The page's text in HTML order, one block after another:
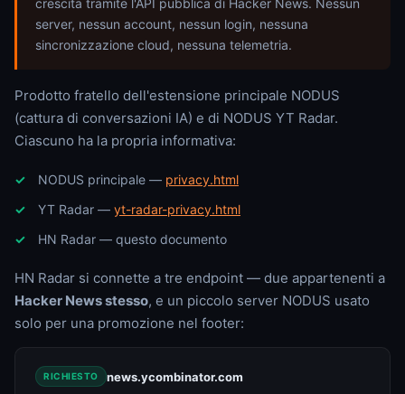
crescita tramite l'API pubblica di Hacker News. Nessun
server, nessun account, nessun login, nessuna
sincronizzazione cloud, nessuna telemetria.
Prodotto fratello dell'estensione principale NODUS
(cattura di conversazioni IA) e di NODUS YT Radar.
Ciascuno ha la propria informativa:
NODUS principale — privacy.html
YT Radar — yt-radar-privacy.html
HN Radar — questo documento
HN Radar si connette a tre endpoint — due appartenenti a
Hacker News stesso, e un piccolo server NODUS usato
solo per una promozione nel footer:
RICHIESTO
news.ycombinator.com